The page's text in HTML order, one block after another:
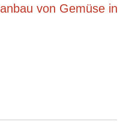
von Gemüse in